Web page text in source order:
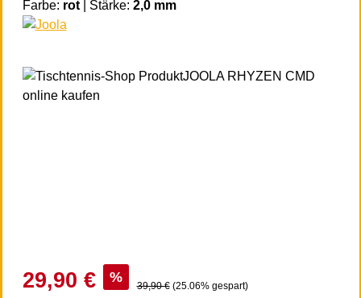
Farbe: rot Stärke: 2,0 mm
Bildergalerie überspringen
29,90 € %
39,90 € (25.06% gespart)